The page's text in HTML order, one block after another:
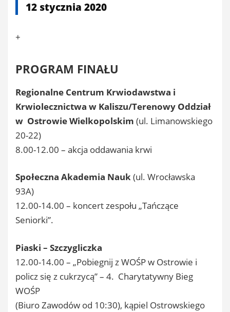
12 stycznia 2020
+
PROGRAM FINAŁU
Regionalne Centrum Krwiodawstwa i
Krwiolecznictwa w Kaliszu/Terenowy Oddział
w Ostrowie Wielkopolskim (ul. Limanowskiego
20-22)
8.00-12.00 – akcja oddawania krwi
Społeczna Akademia Nauk(ul. Wrocławska
93A)
12.00-14.00 – koncert zespołu „Tańczące
Seniorki”.
Piaski – Szczygliczka
12.00-14.00 – „Pobiegnij z WOŚP w Ostrowie i
policz się z cukrzycą” – 4. Charytatywny Bieg
WOŚP
(Biuro Zawodów od 10:30), kąpiel Ostrowskiego